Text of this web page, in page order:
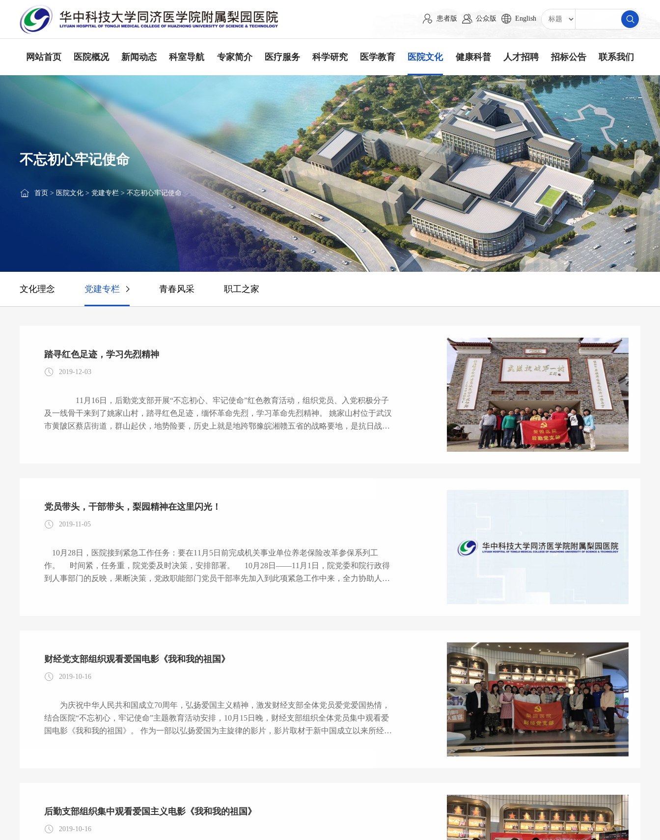
患者版 公众版 English
网站首页 医院概况 新闻动态 科室导航 专家简介 医疗服务 科学研究 医学教育 医院文化 健康科普 人才招聘 招标公告 联系我们
不忘初心牢记使命
首页 > 医院文化 > 党建专栏 >不忘初心牢记使命
文化理念 党建专栏 青春风采 职工之家
踏寻红色足迹，学习先烈精神
2019-12-03
及一线骨干来到了姚家山村，踏寻红色足迹，缅怀革命先烈，学习革命先烈精神。 姚家山村位于武汉
市黄陂区蔡店街道，群山起伏，地势险要，历史上就是地跨鄂豫皖湘赣五省的战略要地，是抗日战争
党员带头，干部带头，梨园精神在这里闪光！
2019-11-05
10月28日，医院接到紧急工作任务：要在11月5日前完成机关事业单位养老保险改革参保系列工
作。 时间紧，任务重，院党委及时决策，安排部署。 10月28日——11月1日，院党委和院行政得
到人事部门的反映，果断决策，党政职能部门党员干部率先加入到此项紧急工作中来，全力协助人事
财经党支部组织观看爱国电影《我和我的祖国》
2019-10-16
结合医院“不忘初心，牢记使命”主题教育活动安排，10月15日晚，财经支部组织全体党员集中观看爱
国电影《我和我的祖国》。 作为一部以弘扬爱国为主旋律的影片，影片取材于新中国成立以来所经历
后勤支部组织集中观看爱国主义电影《我和我的祖国》
2019-10-16